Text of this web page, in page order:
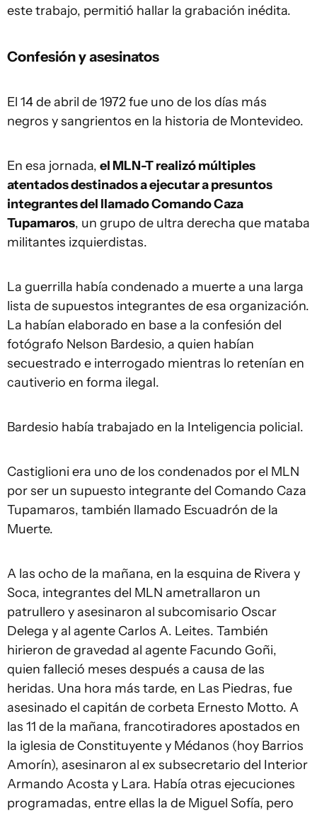
este trabajo, permitió hallar la grabación inédita.
Confesión y asesinatos
El 14 de abril de 1972 fue uno de los días más
negros y sangrientos en la historia de Montevideo.
En esa jornada, el MLN-T realizó múltiples
atentados destinados a ejecutar a presuntos
integrantes del llamado Comando Caza
Tupamaros, un grupo de ultra derecha que mataba
militantes izquierdistas.
La guerrilla había condenado a muerte a una larga
lista de supuestos integrantes de esa organización.
La habían elaborado en base a la confesión del
fotógrafo Nelson Bardesio, a quien habían
secuestrado e interrogado mientras lo retenían en
cautiverio en forma ilegal.
Bardesio había trabajado en la Inteligencia policial.
Castiglioni era uno de los condenados por el MLN
por ser un supuesto integrante del Comando Caza
Tupamaros, también llamado Escuadrón de la
Muerte.
A las ocho de la mañana, en la esquina de Rivera y
Soca, integrantes del MLN ametrallaron un
patrullero y asesinaron al subcomisario Oscar
Delega y al agente Carlos A. Leites. También
hirieron de gravedad al agente Facundo Goñi,
quien falleció meses después a causa de las
heridas. Una hora más tarde, en Las Piedras, fue
asesinado el capitán de corbeta Ernesto Motto. A
las 11 de la mañana, francotiradores apostados en
la iglesia de Constituyente y Médanos (hoy Barrios
Amorín), asesinaron al ex subsecretario del Interior
Armando Acosta y Lara. Había otras ejecuciones
programadas, entre ellas la de Miguel Sofía, pero